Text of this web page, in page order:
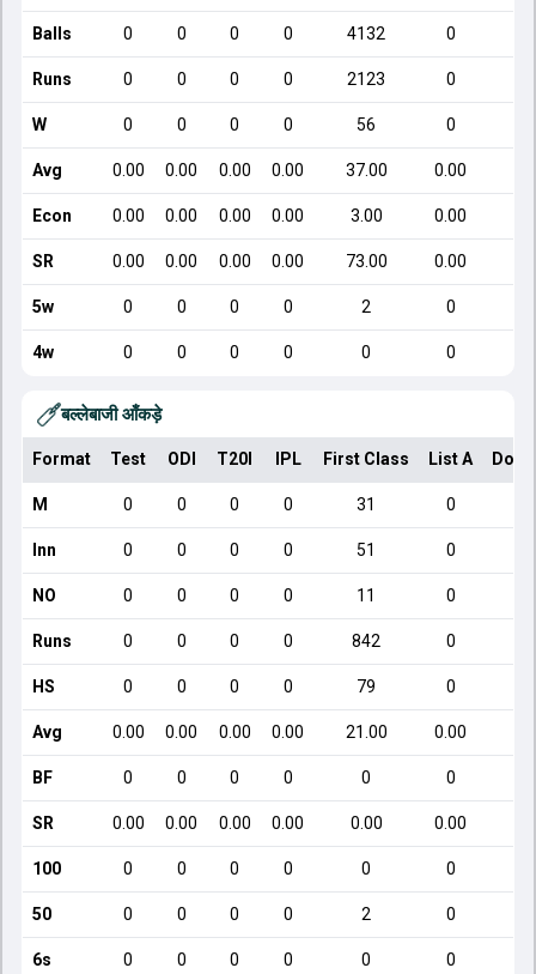
Balls 0 0 0 0 4132 0
Runs 0 0 0 0 2123 0
W 0 0 0 0 56 0
Avg 0.00 0.00 0.00 0.00 37.00 0.00
Econ 0.00 0.00 0.00 0.00 3.00 0.00
SR 0.00 0.00 0.00 0.00 73.00 0.00
5w 0 0 0 0 2 0
4w 0 0 0 0 0 0
बल्लेबाजी आँकड़े
Format Test ODI T20I IPL First Class List A
M 0 0 0 0 31 0
Inn 0 0 0 0 51 0
NO 0 0 0 0 11 0
Runs 0 0 0 0 842 0
HS 0 0 0 0 79 0
Avg 0.00 0.00 0.00 0.00 21.00 0.00
BF 0 0 0 0 0 0
SR 0.00 0.00 0.00 0.00 0.00 0.00
100 0 0 0 0 0 0
50 0 0 0 0 2 0
6s 0 0 0 0 0 0